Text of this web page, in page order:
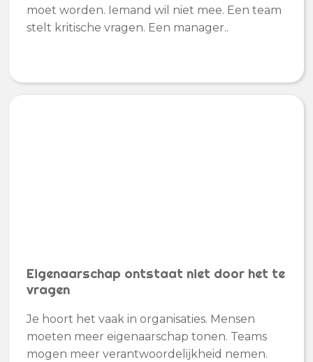
moet worden. Iemand wil niet mee. Een team
stelt kritische vragen. Een manager..
Eigenaarschap ontstaat niet door het te
vragen
Je hoort het vaak in organisaties. Mensen
moeten meer eigenaarschap tonen. Teams
mogen meer verantwoordelijkheid nemen.